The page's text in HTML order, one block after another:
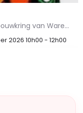
Conferentie van de Koninklijke Tuinbouwkring van WaremmeGeorganiseerd door:Algemene agenda van Warmemme
2026 10h00 - 12h00